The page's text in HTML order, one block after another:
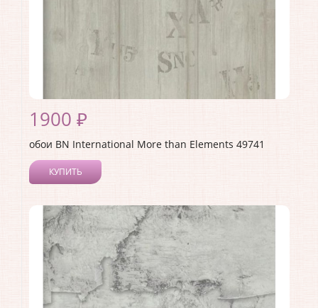
1900 ₽
обои BN International More than Elements 49741
КУПИТЬ
Коллекция:More than Elements
Длина рулона: 10.05
Ширина рулона:
0.53
Материал покрытия:Виниловое
Страна:
Нидерланды
Материал основы:Флизелин
Раппорт:
64